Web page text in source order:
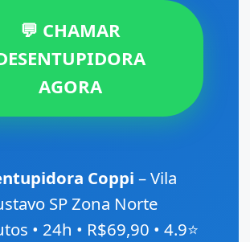
💬 CHAMAR
AGORA
Coppi – Vila
SP Zona Norte
• 24h • R$69,90 • 4.9⭐